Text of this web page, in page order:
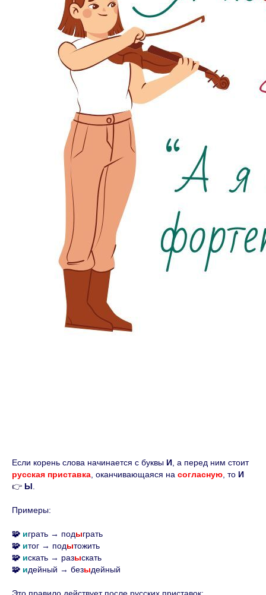
Если корень слова начинается с буквы И , а перед ним стоит
русская приставка , оканчивающаяся на согласную , то И
👉 Ы
Примеры:
🧩 играть → подыграть
🧩 итог → подытожить
🧩 искать → разыскать
🧩 идейный → безыдейный